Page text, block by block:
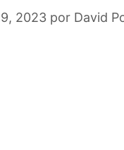
2023 por David